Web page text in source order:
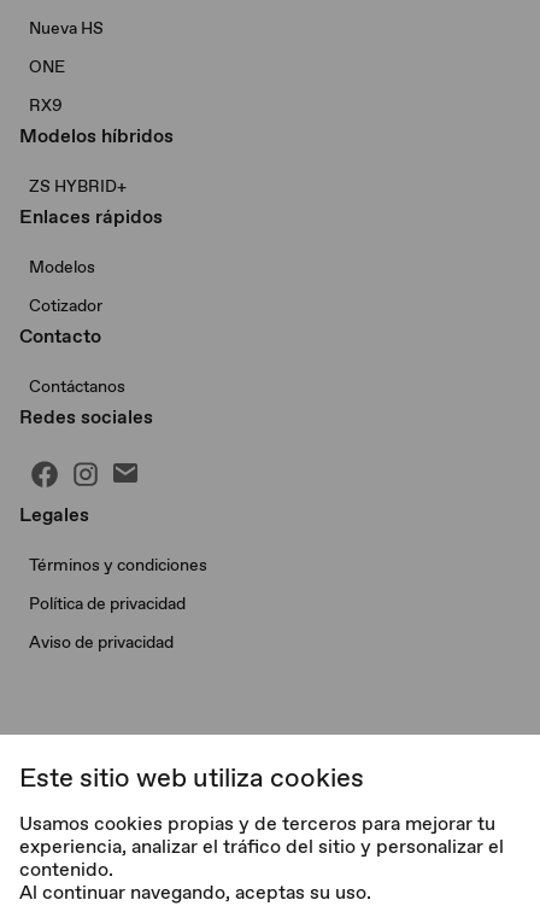
Nueva HS
ONE
RX9
Modelos híbridos
ZS HYBRID+
Enlaces rápidos
Modelos
Cotizador
Contacto
Contáctanos
Redes sociales
Legales
Términos y condiciones
Política de privacidad
Aviso de privacidad
V. 2.0.1
Este sitio web utiliza cookies
Usamos cookies propias y de terceros para mejorar tu
experiencia, analizar el tráfico del sitio y personalizar el
contenido.
Al continuar navegando, aceptas su uso.